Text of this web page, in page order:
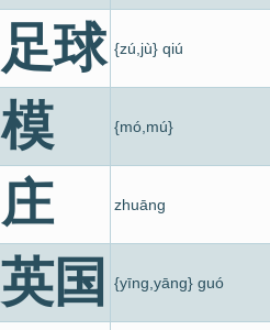
足球 {zú,jù} qiú
模 {mó,mú}
庄 zhuāng
英国 {yīng,yāng} guó